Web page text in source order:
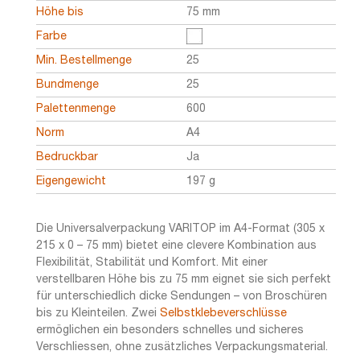
Höhe bis 75 mm
Farbe
Min. Bestellmenge 25
Bundmenge 25
Palettenmenge 600
Norm A4
Bedruckbar Ja
Eigengewicht 197 g
Die Universalverpackung VARITOP im A4-Format (305 x
215 x 0 – 75 mm) bietet eine clevere Kombination aus
Flexibilität, Stabilität und Komfort. Mit einer
verstellbaren Höhe bis zu 75 mm eignet sie sich perfekt
für unterschiedlich dicke Sendungen – von Broschüren
bis zu Kleinteilen. Zwei Selbstklebeverschlüsse
ermöglichen ein besonders schnelles und sicheres
Verschliessen, ohne zusätzliches Verpackungsmaterial.